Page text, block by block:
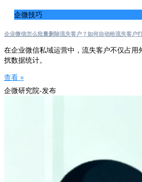
企微技巧
企业微信怎么批量删除流失客户？如何自动给流失客户
在企业微信私域运营中，流失客户不仅占用
扰数据统计。
查看 »
企微研究院-发布